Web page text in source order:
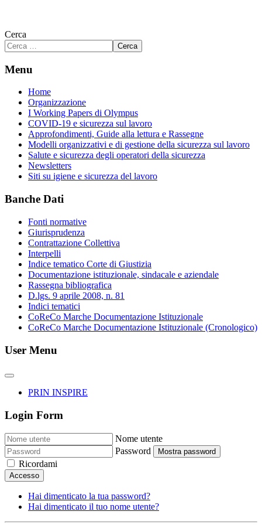
Cerca
Cerca
Menu
Home
Organizzazione
I Working Papers di Olympus
COVID-19 e sicurezza sul lavoro
Approfondimenti, Guide alla lettura e Rassegne
Modelli organizzativi e di gestione della sicurezza sul lavoro
Salute e sicurezza degli operatori della sicurezza
Newsletters
Siti su igiene e sicurezza del lavoro
Banche Dati
Fonti normative
Giurisprudenza
Contrattazione Collettiva
Interpelli
Indice tematico Corte di Giustizia
Documentazione istituzionale, sindacale e aziendale
Rassegna bibliografica
D.lgs. 9 aprile 2008, n. 81
Indici tematici
CoReCo Marche Documentazione Istituzionale
CoReCo Marche Documentazione Istituzionale (Cronologico)
User Menu
PRIN INSPIRE
Login Form
Nome utente
Password
Mostra password
Ricordami
Accesso
Hai dimenticato la tua password?
Hai dimenticato il tuo nome utente?